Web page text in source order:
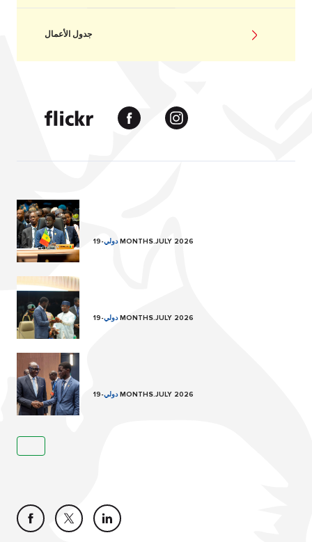
جدول الأعمال
دولي- 19 MONTHS.JULY 2026
دولي- 19 MONTHS.JULY 2026
دولي- 19 MONTHS.JULY 2026